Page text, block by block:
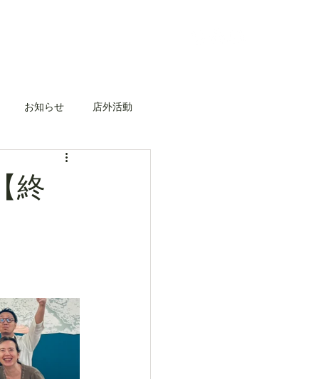
お知らせ 店外活動
終